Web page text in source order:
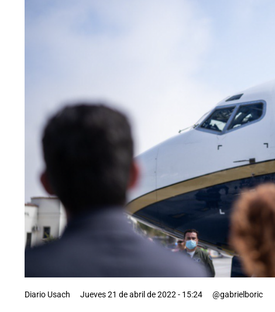
Diario Usach Jueves 21 de abril de 2022 - 15:24 @gabrielboric